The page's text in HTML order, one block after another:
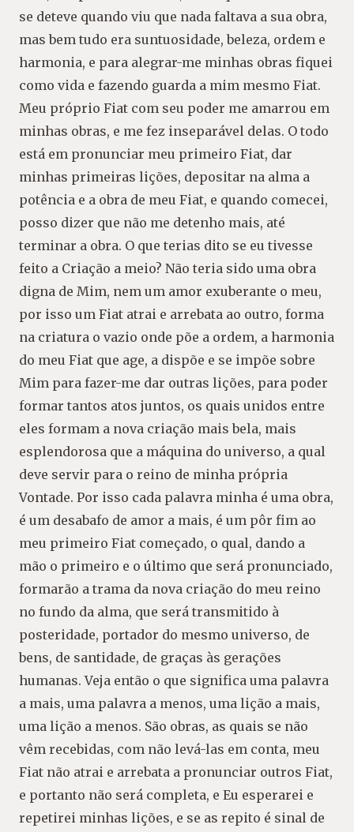
se deteve quando viu que nada faltava a sua obra,
mas bem tudo era suntuosidade, beleza, ordem e
harmonia, e para alegrar-me minhas obras fiquei
como vida e fazendo guarda a mim mesmo Fiat.
Meu próprio Fiat com seu poder me amarrou em
minhas obras, e me fez inseparável delas. O todo
está em pronunciar meu primeiro Fiat, dar
minhas primeiras lições, depositar na alma a
potência e a obra de meu Fiat, e quando comecei,
posso dizer que não me detenho mais, até
terminar a obra. O que terias dito se eu tivesse
feito a Criação a meio? Não teria sido uma obra
digna de Mim, nem um amor exuberante o meu,
por isso um Fiat atrai e arrebata ao outro, forma
na criatura o vazio onde põe a ordem, a harmonia
do meu Fiat que age, a dispõe e se impõe sobre
Mim para fazer-me dar outras lições, para poder
formar tantos atos juntos, os quais unidos entre
eles formam a nova criação mais bela, mais
esplendorosa que a máquina do universo, a qual
deve servir para o reino de minha própria
Vontade. Por isso cada palavra minha é uma obra,
é um desabafo de amor a mais, é um pôr fim ao
meu primeiro Fiat começado, o qual, dando a
mão o primeiro e o último que será pronunciado,
formarão a trama da nova criação do meu reino
no fundo da alma, que será transmitido à
posteridade, portador do mesmo universo, de
bens, de santidade, de graças às gerações
humanas. Veja então o que significa uma palavra
a mais, uma palavra a menos, uma lição a mais,
uma lição a menos. São obras, as quais se não
vêm recebidas, com não levá-las em conta, meu
Fiat não atrai e arrebata a pronunciar outros Fiat,
e portanto não será completa, e Eu esperarei e
repetirei minhas lições, e se as repito é sinal de